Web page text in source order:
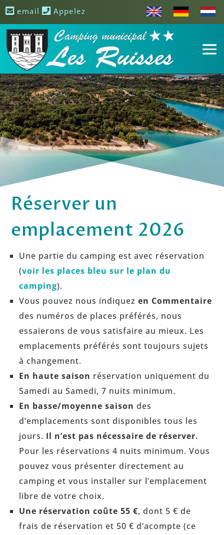
email Appelez
Réserver un
emplacement 2026
Une partie du camping est avec réservation
(voir les places bleu sur le plan du
camping).
Vous pouvez nous indiquezen Commentaire
des numéros de places préférés, nous
essaierons de vous satisfaire au mieux. Les
emplacements préférés sont toujours sujets
à changement.
En haute saison réservation uniquement du
Samedi au Samedi, 7 nuits minimum.
En basse/moyenne saison des
d’emplacements sont disponibles tous les
jours. Il n’est pas nécessaire de réserver.
Pour les réservations 4 nuits minimum. Vous
pouvez vous présenter directement au
camping et vous installer sur l’emplacement
libre de votre choix.
Une réservation coûte 55 €, dont 5 € de
frais de réservation et 50 € d’acompte (ce